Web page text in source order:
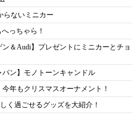
らないミニカー
っちゃら！
＆Audi】プレゼントにミニカーとチョ
パン】モノトーンキャンドル
年もクリスマスオーナメント！
く過ごせるグッズを大紹介！